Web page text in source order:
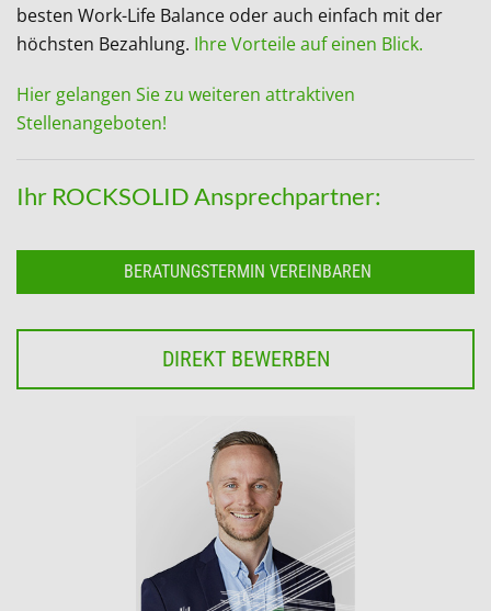
besten Work-Life Balance oder auch einfach mit der
höchsten Bezahlung. Ihre Vorteile auf einen Blick.
Hier gelangen Sie zu weiteren attraktiven
Stellenangeboten!
Ihr ROCKSOLID Ansprechpartner:
BERATUNGSTERMIN VEREINBAREN
DIREKT BEWERBEN